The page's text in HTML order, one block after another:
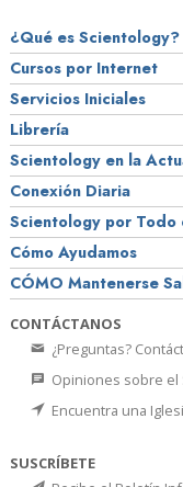
¿Qué es Scientology?
Cursos por Internet
Servicios Iniciales
Librería
Scientology en la
Conexión Diaria
Scientology por Todo
Cómo Ayudamos
CÓMO Mantenerse
CONTÁCTANOS
¿Preguntas?
Opiniones sobre el
Encuentra una
SUSCRÍBETE